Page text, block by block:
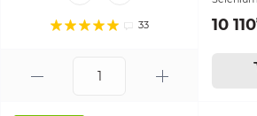
33 10